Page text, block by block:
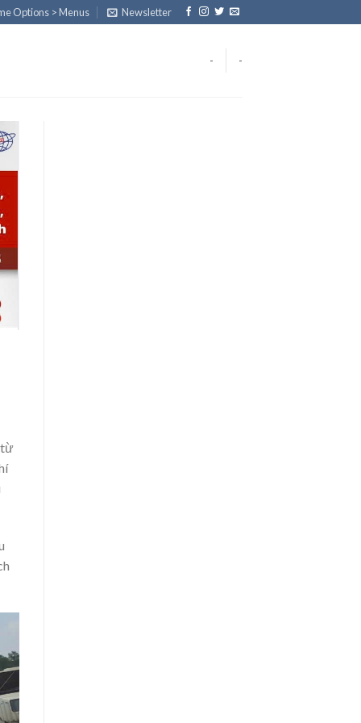
Options > Menus Newsletter
- -
từ